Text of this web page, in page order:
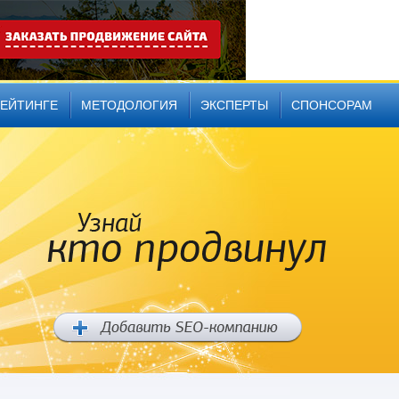
МЕТОДОЛОГИЯ ЭКСПЕРТЫ СПОНСОРАМ